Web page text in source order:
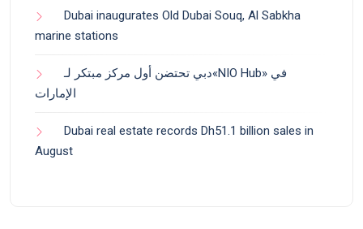
Dubai inaugurates Old Dubai Souq, Al Sabkha
marine stations
دبي تحتضن أول مركز مبتكر لـ«NIO Hub» في
الإمارات
Dubai real estate records Dh51.1 billion sales in
August